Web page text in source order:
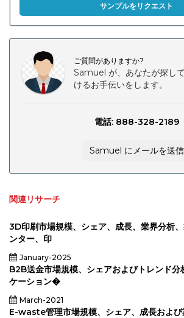
張り、
可
能）、
および
2030
年まで
のセグ
メント
サンプルをリクエスト
ご質問がありますか?
Samuel が、あなたが探し
けるお手伝いをします。
電話: 888-328-2189
Samuel にメールを送信
関連リサーチ
3D印刷市場規模、シェア、成長、業界分析
ンター、印
January-2025
B2B送金市場規模、シェアおよびトレンド分
ケーション�
March-2021
E-waste管理市場規模、シェア、成長およ